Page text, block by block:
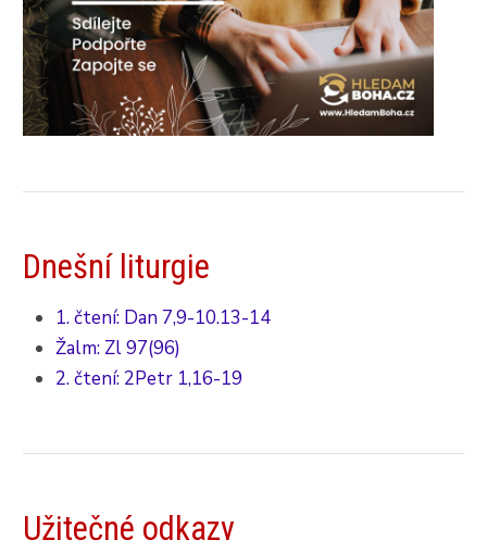
Dnešní liturgie
1. čtení: Dan 7,9-10.13-14
Žalm: Zl 97(96)
2. čtení: 2Petr 1,16-19
Užitečné odkazy